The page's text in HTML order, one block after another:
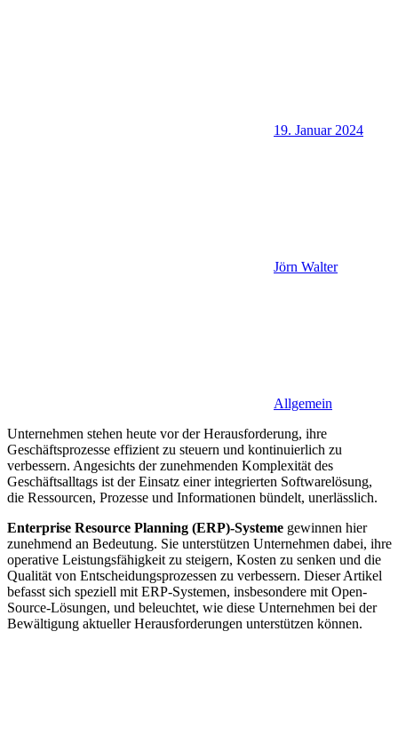
19. Januar 2024
Jörn Walter
Allgemein
Unternehmen stehen heute vor der Herausforderung, ihre
Geschäftsprozesse effizient zu steuern und kontinuierlich zu
verbessern. Angesichts der zunehmenden Komplexität des
Geschäftsalltags ist der Einsatz einer integrierten Softwarelösung,
die Ressourcen, Prozesse und Informationen bündelt, unerlässlich.
Enterprise Resource Planning (ERP)-Systeme gewinnen hier
zunehmend an Bedeutung. Sie unterstützen Unternehmen dabei, ihre
operative Leistungsfähigkeit zu steigern, Kosten zu senken und die
Qualität von Entscheidungsprozessen zu verbessern. Dieser Artikel
befasst sich speziell mit ERP-Systemen, insbesondere mit Open-
Source-Lösungen, und beleuchtet, wie diese Unternehmen bei der
Bewältigung aktueller Herausforderungen unterstützen können.